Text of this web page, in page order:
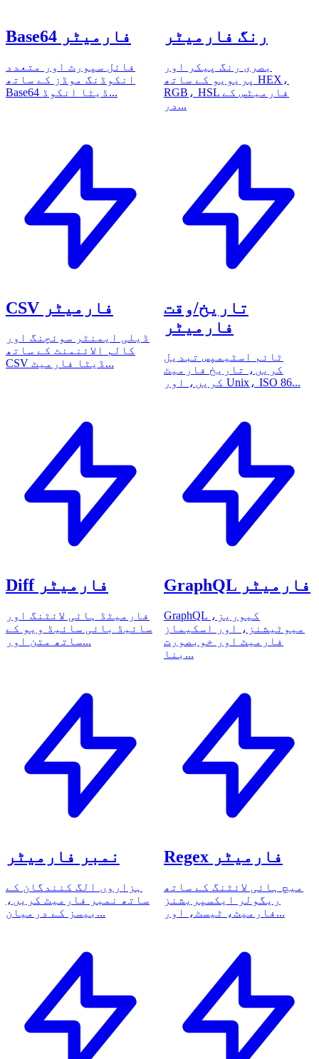
Base64 فارمیٹر
فائل سپورٹ اور متعدد
انکوڈنگ موڈز کے ساتھ
Base64 ڈیٹا انکوڈ...
رنگ فارمیٹر
بصری رنگ پیکر اور
پریویو کے ساتھ HEX،
RGB، HSL فارمیٹس کے
در...
CSV فارمیٹر
ڈیلی ایمنٹر سوئچنگ اور
کالم الائنمنٹ کے ساتھ
CSV ڈیٹا فارمیٹ...
تاریخ/وقت
فارمیٹر
ٹائم اسٹیمپس تبدیل
کریں، تاریخ فارمیٹ
کریں، اور Unix، ISO 86...
Diff فارمیٹر
فارمیٹڈ ہائی لائٹنگ اور
سائیڈ بائی سائیڈ ویو کے
ساتھ متن اور...
GraphQL فارمیٹر
GraphQL کیوریز،
میوٹیشنز، اور اسکیماز
فارمیٹ اور خوبصورت
بنا...
نمبر فارمیٹر
ہزاروں الگ کنندگان کے
ساتھ نمبر فارمیٹ کریں،
بیسز کے درمیان...
Regex فارمیٹر
میچ ہائی لائٹنگ کے ساتھ
ریگولر ایکسپریشنز
فارمیٹ، ٹیسٹ، اور...